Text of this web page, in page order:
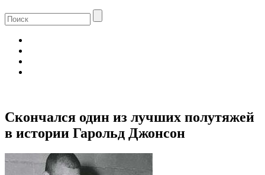
Скончался один из лучших полутяжей
в истории Гарольд Джонсон